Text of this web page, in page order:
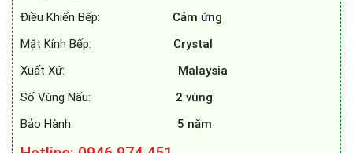
Điều Khiển Bếp: Cảm ứng
Mặt Kính Bếp: Crystal
Xuất Xứ:
Malaysia
Số Vùng Nấu: 2 vùng
Bảo Hành: 5 năm